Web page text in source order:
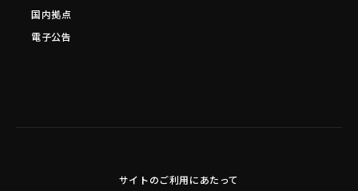
国内拠点
電子公告
サイトのご利用にあたって